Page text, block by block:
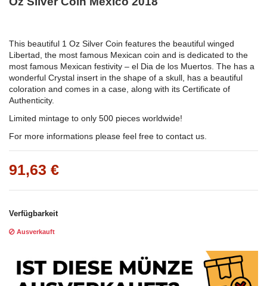
This beautiful 1 Oz Silver Coin features the beautiful winged
Libertad, the most famous Mexican coin and is dedicated to the
most famous Mexican festivity – el Dia de los Muertos. The has a
wonderful Crystal insert in the shape of a skull, has a beautiful
coloration and comes in a case, along with its Certificate of
Authenticity.
Limited mintage to only 500 pieces worldwide!
For more informations please feel free to contact us.
91,63 €
Verfügbarkeit
Ausverkauft